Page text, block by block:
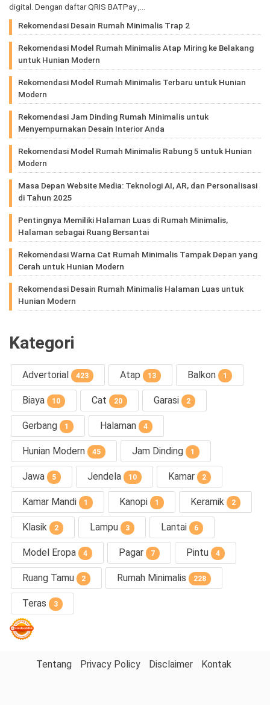
digital. Dengan daftar QRIS BATPay ,…
Rekomendasi Desain Rumah Minimalis Trap 2
Rekomendasi Model Rumah Minimalis Atap Miring ke Belakang
untuk Hunian Modern
Rekomendasi Model Rumah Minimalis Terbaru untuk Hunian
Modern
Rekomendasi Jam Dinding Rumah Minimalis untuk
Menyempurnakan Desain Interior Anda
Rekomendasi Model Rumah Minimalis Rabung 5 untuk Hunian
Modern
Masa Depan Website Media: Teknologi AI, AR, dan Personalisasi
di Tahun 2025
Pentingnya Memiliki Halaman Luas di Rumah Minimalis,
Halaman sebagai Ruang Bersantai
Rekomendasi Warna Cat Rumah Minimalis Tampak Depan yang
Cerah untuk Hunian Modern
Rekomendasi Desain Rumah Minimalis Halaman Luas untuk
Hunian Modern
Kategori
Advertorial 423 Atap 13 Balkon 1
Biaya 10 Cat 20 Garasi 2
Gerbang 1 Halaman 4
Hunian Modern 45 Jam Dinding 1
Jawa 5 Jendela 10 Kamar 2
Kamar Mandi 1 Kanopi 1 Keramik 2
Klasik 2 Lampu 3 Lantai 6
Model Eropa 4 Pagar 7 Pintu 4
Ruang Tamu 2 Rumah Minimalis 228
Teras 3
Tentang Privacy Policy Disclaimer Kontak